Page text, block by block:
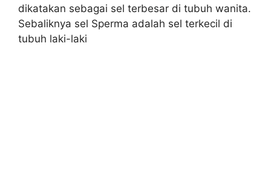
dikatakan sebagai sel terbesar di tubuh wanita.
Sebaliknya sel Sperma adalah sel terkecil di
tubuh laki-laki